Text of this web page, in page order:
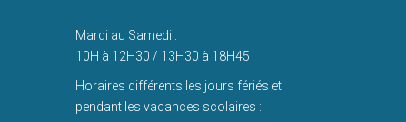
Mardi au Samedi :
10H à 12H30 / 13H30 à 18H45
Horaires différents les jours fériés et
pendant les vacances scolaires :